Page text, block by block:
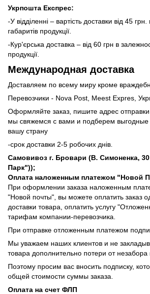
Укрпошта Експрес:
-У відділенні – вартість доставки від 45 грн.
габаритів продукції.
-Кур'єрська доставка – від 60 грн в
продукції.
Международная доставка
Доставляем по всему миру кроме
Перевозчики - Nova Post, Meest Expres,
Оформляйте заказ, пишите адрес
мы свяжемся с вами и подберем выгодные
вашу страну
-срок доставки 2-5 робочих днів.
Самовивоз г. Бровари (В. Симоненка,
Парк"));
Оплата наложенным платежом "Новой
При оформлении заказа наложенным
"Новой почты", вы можете оплатить заказ
доставки товара, оплатить услугу
тарифам компании-перевозчика.
При отправке отложенным платежом
Мы уважаем наших клиентов и не
товара дополнительно потери от незабора
Поэтому просим вас вносить подписку,
общей стоимости суммы заказа.
Оплата на счет ФЛП